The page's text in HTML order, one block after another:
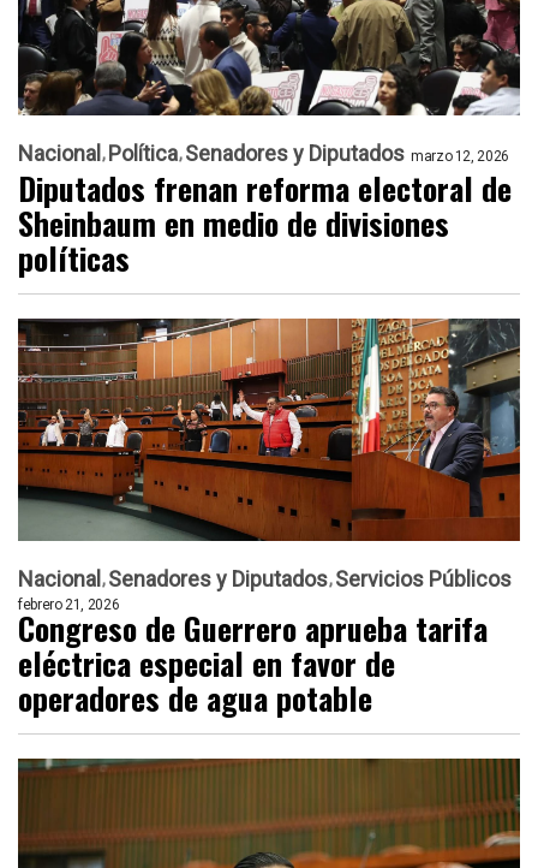
Nacional Política Senadores y Diputados marzo 12, 2026
Diputados frenan reforma electoral de
Sheinbaum en medio de divisiones
políticas
Nacional Senadores y Diputados Servicios Públicos
febrero 21, 2026
Congreso de Guerrero aprueba tarifa
eléctrica especial en favor de
operadores de agua potable